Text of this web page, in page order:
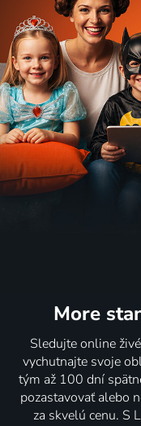
More
Sledujte online
vychutnajte svoje
tým až 100 dní
pozastavovať alebo
za skvelú cenu. S